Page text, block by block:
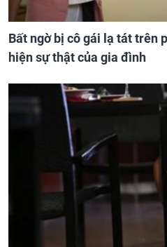
Bất ngờ bị cô gái lạ tát trên
hiện sự thật của gia đình